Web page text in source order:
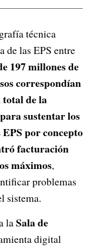
técnica
de las EPS entre
197 millones de
correspondían
de la
sustentar los
por concepto
facturación
máximos,
problemas
sistema.
laSala de
digital